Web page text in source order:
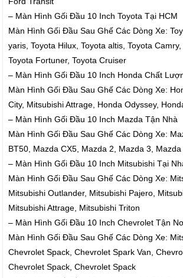
– Màn Hình Gối Đầu 10 Inch Toyota Tại HCM
Màn Hình Gối Đầu Sau Ghế Các Dòng Xe:
yaris, Toyota Hilux, Toyota altis, Toyota
Toyota Fortuner, Toyota Cruiser
– Màn Hình Gối Đầu 10 Inch Honda Chất
Màn Hình Gối Đầu Sau Ghế Các Dòng Xe:
City, Mitsubishi Attrage, Honda Odyssey,
– Màn Hình Gối Đầu 10 Inch Mazda Tận Nhà
Màn Hình Gối Đầu Sau Ghế Các Dòng Xe:
BT50, Mazda CX5, Mazda 2, Mazda 3,
– Màn Hình Gối Đầu 10 Inch Mitsubishi Tại
Màn Hình Gối Đầu Sau Ghế Các Dòng Xe:
Mitsubishi Outlander, Mitsubishi Pajero,
Mitsubishi Attrage, Mitsubishi Triton
– Màn Hình Gối Đầu 10 Inch Chevrolet Tận
Màn Hình Gối Đầu Sau Ghế Các Dòng Xe:
Chevrolet Spack, Chevrolet Spark Van,
Chevrolet Spack, Chevrolet Spack